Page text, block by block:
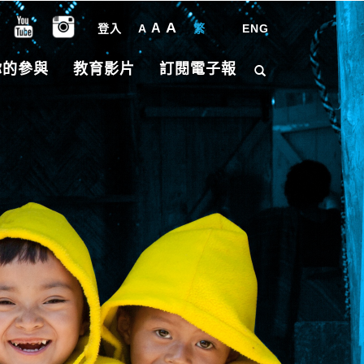
登入 A A A 繁 ENG
參與 教育影片 訂閱電子報